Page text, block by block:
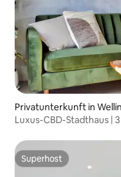
Privatunterkunft in
Luxus-CBD-Stadthaus |
Superhost
Superhost